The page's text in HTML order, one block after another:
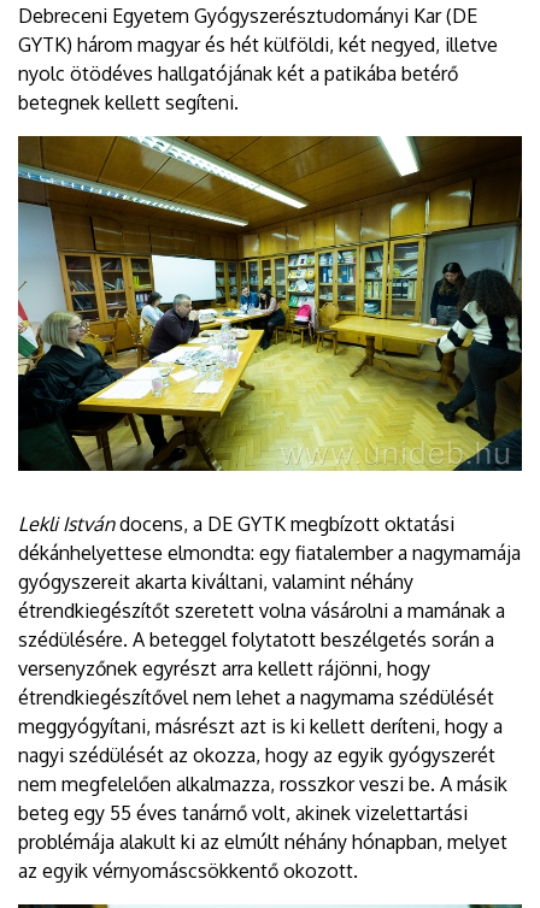
Debreceni Egyetem Gyógyszerésztudományi Kar (DE
GYTK) három magyar és hét külföldi, két negyed, illetve
nyolc ötödéves hallgatójának két a patikába betérő
betegnek kellett segíteni.
Lekli Istvándocens, a DE GYTK megbízott oktatási
dékánhelyettese elmondta: egy fiatalember a nagymamája
gyógyszereit akarta kiváltani, valamint néhány
étrendkiegészítőt szeretett volna vásárolni a mamának a
szédülésére. A beteggel folytatott beszélgetés során a
versenyzőnek egyrészt arra kellett rájönni, hogy
étrendkiegészítővel nem lehet a nagymama szédülését
meggyógyítani, másrészt azt is ki kellett deríteni, hogy a
nagyi szédülését az okozza, hogy az egyik gyógyszerét
nem megfelelően alkalmazza, rosszkor veszi be. A másik
beteg egy 55 éves tanárnő volt, akinek vizelettartási
problémája alakult ki az elmúlt néhány hónapban, melyet
az egyik vérnyomáscsökkentő okozott.